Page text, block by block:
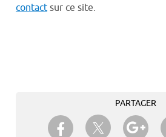
contact sur ce site.
PARTAGER
Partager surPartager